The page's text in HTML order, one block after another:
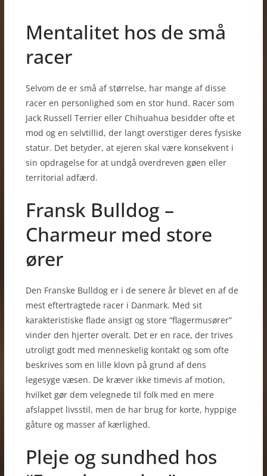
Mentalitet hos de små
racer
Selvom de er små af størrelse, har mange af disse
racer en personlighed som en stor hund. Racer som
Jack Russell Terrier eller Chihuahua besidder ofte et
mod og en selvtillid, der langt overstiger deres fysiske
statur. Det betyder, at ejeren skal være konsekvent i
sin opdragelse for at undgå overdreven gøen eller
territorial adfærd.
Fransk Bulldog –
Charmeur med store
ører
Den Franske Bulldog er i de senere år blevet en af de
mest eftertragtede racer i Danmark. Med sit
karakteristiske flade ansigt og store “flagermusører”
vinder den hjerter overalt. Det er en race, der trives
utroligt godt med menneskelig kontakt og som ofte
beskrives som en lille klovn på grund af dens
legesyge væsen. De kræver ikke timevis af motion,
hvilket gør dem velegnede til folk med en mere
afslappet livsstil, men de har brug for korte, hyppige
gåture og masser af kærlighed.
Pleje og sundhed hos